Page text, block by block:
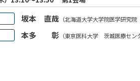
坂本 直哉 （北海道大学大学院医学研究
本多 彰（東京医科大学 茨城医療セン